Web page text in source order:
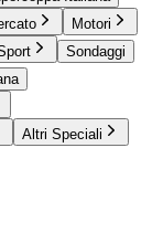
Motori
Sondaggi
Altri Speciali